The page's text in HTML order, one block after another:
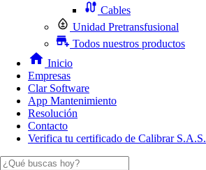
Cables
Unidad Pretransfusional
Todos nuestros productos
Inicio
Empresas
Clar Software
App Mantenimiento
Resolución
Contacto
Verifica tu certificado de Calibrar S.A.S.